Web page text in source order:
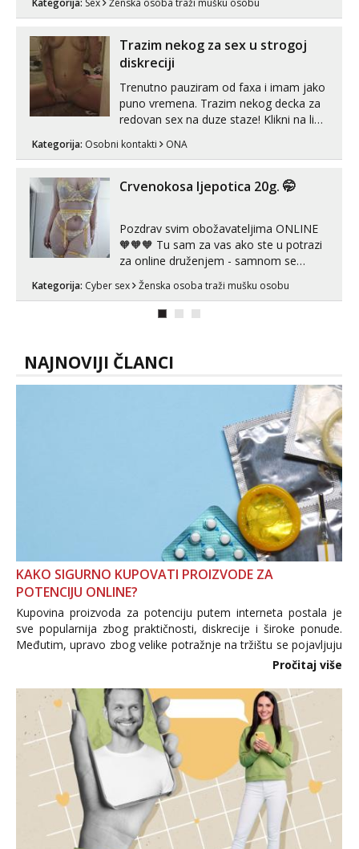
Kategorija: Sex Ženska osoba traži mušku osobu
Trazim nekog za sex u strogoj
diskreciji
Trenutno pauziram od faxa i imam jako
puno vremena. Trazim nekog decka za
redovan sex na duze staze! Klikni na link
Kategorija: Osobni kontakti ONA
Crvenokosa ljepotica 20g. 🤭
Pozdrav svim obožavateljima ONLINE
🧡🧡🧡 Tu sam za vas ako ste u potrazi
za online druženjem - samnom se
možete zabaviti preko videopoziva, ili
ako vam nisam dovoljna radim i u paru i
trojci s kolegicama, svaka je drugačija
Kategorija: Cyber sex Ženska osoba traži mušku osobu
NAJNOVIJI ČLANCI
KAKO SIGURNO KUPOVATI PROIZVODE ZA
POTENCIJU ONLINE?
Kupovina proizvoda za potenciju putem interneta postala je
sve popularnija zbog praktičnosti, diskrecije i široke ponude.
Međutim, upravo zbog velike potražnje na tržištu se pojavljuju
i brojni krivotvoreni proizvodi, nepouzdane internetske
Pročitaj više